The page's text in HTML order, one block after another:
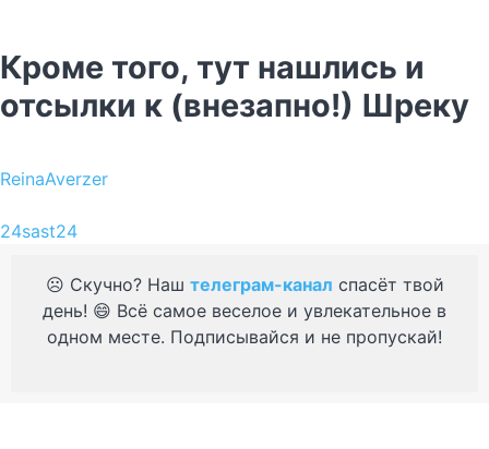
Кроме того, тут нашлись и
отсылки к (внезапно!) Шреку
ReinaAverzer
24sast24
☹️ Скучно? Наш телеграм-канал спасёт твой
день! 😄 Всё самое веселое и увлекательное в
одном месте. Подписывайся и не пропускай!